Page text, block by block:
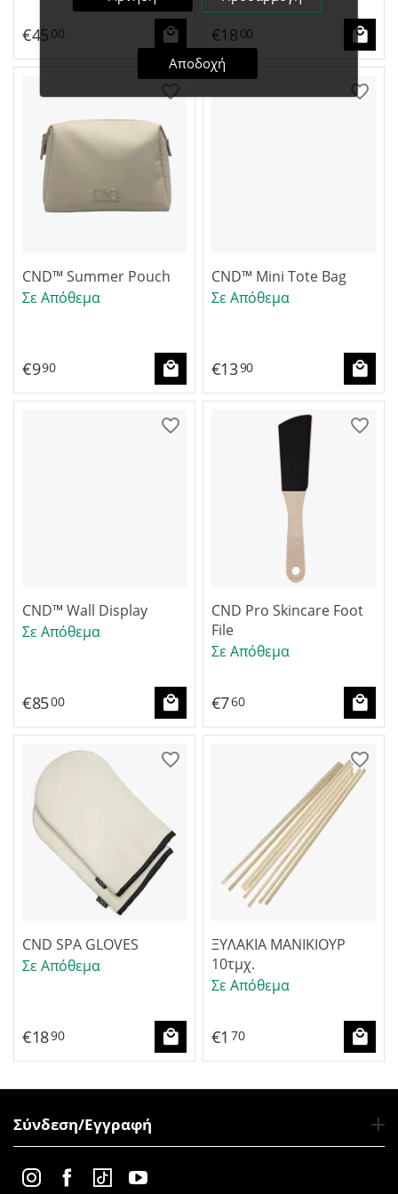
€45 00 €18 00
CND™ Summer Pouch
Σε Απόθεμα
€990
CND™ Mini Tote Bag
Σε Απόθεμα
€1390
CND™ Wall Display
Σε Απόθεμα
€8500
CND Pro Skincare Foot
File
Σε Απόθεμα
€760
CND SPA GLOVES
Σε Απόθεμα
€1890
ΞΥΛΑΚΙΑ ΜΑΝΙΚΙΟΥΡ
10τμχ.
Σε Απόθεμα
€1 70
Σύνδεση/Εγγραφή
Αποδοχή